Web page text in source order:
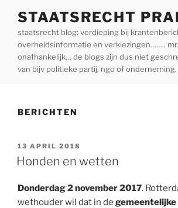
inhoud
STAATSRECHT
staatsrecht blog: verdieping bij
overheidsinformatie en verkiezingen……..
onafhankelijk… de blogs zijn dus niet
van bijv politieke partij, ngo of onderneming.
BERICHTEN
GEPLAATST
OP
13 APRIL 2018
Honden en wetten
Donderdag 2 november 2017.
wethouder wil dat in de